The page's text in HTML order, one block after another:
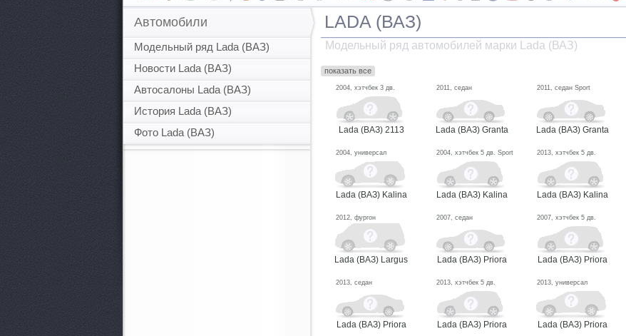
Автомобили
Модельный ряд Lada (ВАЗ)
Новости Lada (ВАЗ)
Автосалоны Lada (ВАЗ)
История Lada (ВАЗ)
Фото Lada (ВАЗ)
LADA (ВАЗ)
Модельный ряд автомобилей марки Lada (ВАЗ)
показать все
2004, хэтчбек 3 дв.
Lada (ВАЗ) 2113
2011, седан
Lada (ВАЗ) Granta
2011, седан Sport
Lada (ВАЗ) Granta
2004, универсал
Lada (ВАЗ) Kalina
2004, хэтчбек 5 дв. Sport
Lada (ВАЗ) Kalina
2013, хэтчбек 5 дв.
Lada (ВАЗ) Kalina
2012, фургон
Lada (ВАЗ) Largus
2007, седан
Lada (ВАЗ) Priora
2007, хэтчбек 5 дв.
Lada (ВАЗ) Priora
2013, седан
Lada (ВАЗ) Priora
2013, хэтчбек 5 дв.
Lada (ВАЗ) Priora
2013, универсал
Lada (ВАЗ) Priora